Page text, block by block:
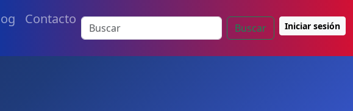
Contacto
Buscar Iniciar sesión